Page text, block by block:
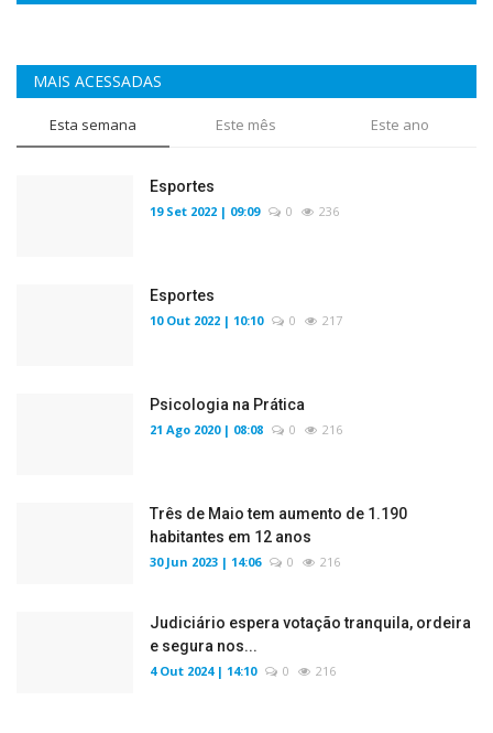
MAIS ACESSADAS
Esta semana Este mês Este ano
Esportes
19 Set 2022 | 09:09 0 236
Esportes
10 Out 2022 | 10:10 0 217
Psicologia na Prática
21 Ago 2020 | 08:08 0 216
Três de Maio tem aumento de 1.190
habitantes em 12 anos
30 Jun 2023 | 14:06 0 216
Judiciário espera votação tranquila, ordeira
e segura nos...
4 Out 2024 | 14:10 0 216